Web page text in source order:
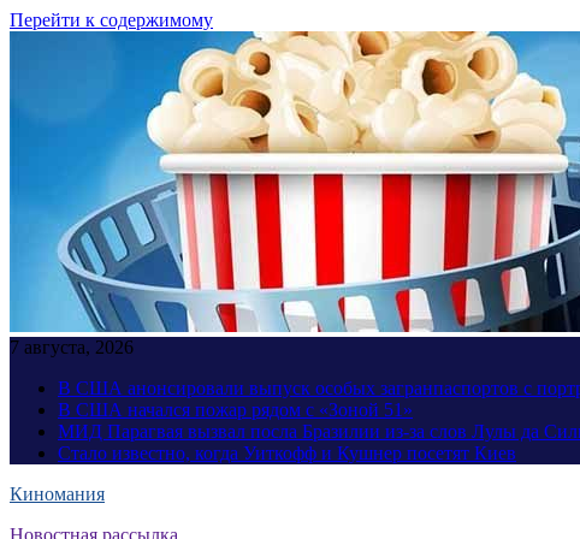
Перейти к содержимому
7 августа, 2026
В США анонсировали выпуск особых загранпаспортов с
В США начался пожар рядом с «Зоной 51»
МИД Парагвая вызвал посла Бразилии из-за слов Лулы да
Стало известно, когда Уиткофф и Кушнер посетят Киев
Киномания
Новостная рассылка